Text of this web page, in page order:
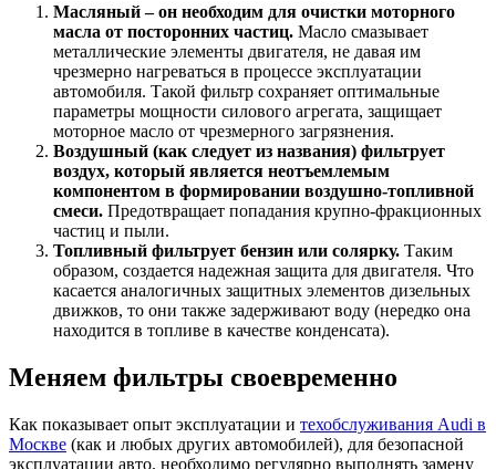
Масляный – он необходим для очистки моторного
масла от посторонних частиц. Масло смазывает
металлические элементы двигателя, не давая им
чрезмерно нагреваться в процессе эксплуатации
автомобиля. Такой фильтр сохраняет оптимальные
параметры мощности силового агрегата, защищает
моторное масло от чрезмерного загрязнения.
Воздушный (как следует из названия) фильтрует
воздух, который является неотъемлемым
компонентом в формировании воздушно-топливной
смеси. Предотвращает попадания крупно-фракционных
частиц и пыли.
Топливный фильтрует бензин или солярку. Таким
образом, создается надежная защита для двигателя. Что
касается аналогичных защитных элементов дизельных
движков, то они также задерживают воду (нередко она
находится в топливе в качестве конденсата).
Меняем фильтры своевременно
Как показывает опыт эксплуатации и техобслуживания Audi в
Москве (как и любых других автомобилей), для безопасной
эксплуатации авто, необходимо регулярно выполнять замену